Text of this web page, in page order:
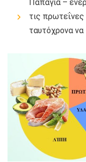
Παπάγια –
τις πρωτεΐνες
ταυτόχρονα να